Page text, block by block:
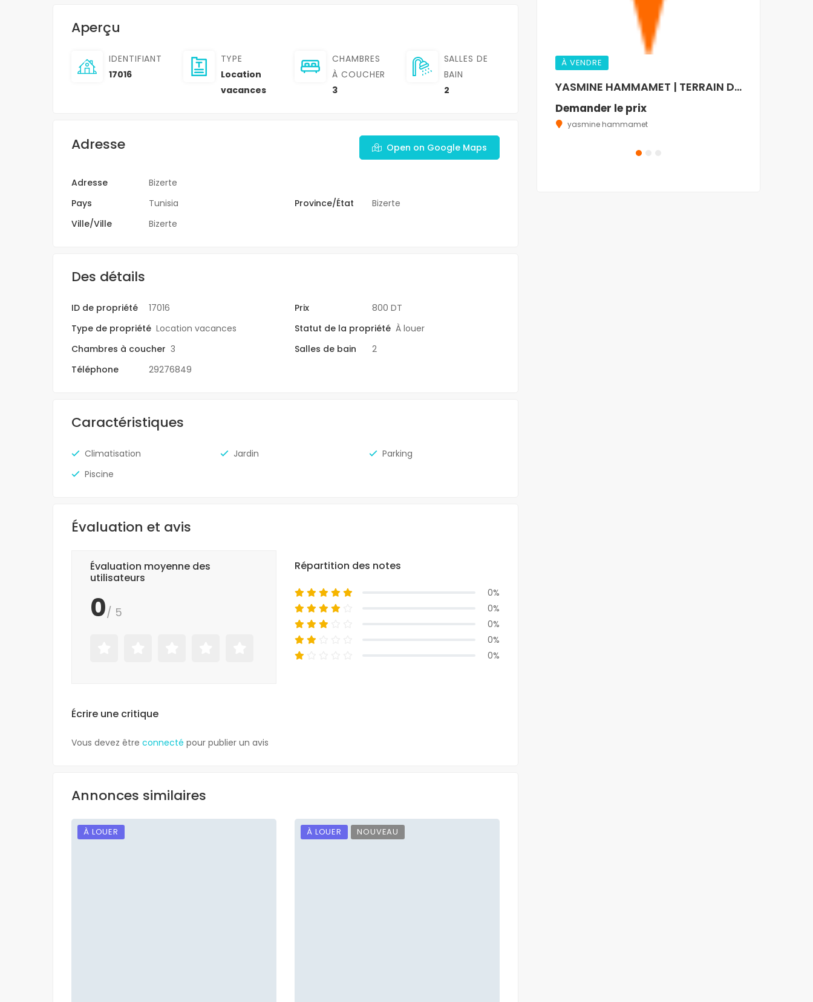
Aperçu
IDENTIFIANT
17016
TYPE
Location
vacances
CHAMBRES
À COUCHER
3
SALLES DE
BAIN
2
Adresse Open on Google Maps
Adresse
Bizerte
Pays
Tunisia Province/État
Bizerte
Ville/Ville
Bizerte
Des détails
ID de propriété 17016 Prix
800 DT
Type de propriété Location vacances Statut de la propriété À louer
Chambres à coucher 3 Salles de bain
2
Téléphone
29276849
Caractéristiques
Climatisation Jardin
Parking
Piscine
Évaluation et avis
Évaluation moyenne des
utilisateurs
0/ 5
Répartition des notes
0%
0%
0%
0%
0%
Écrire une critique
Vous devez être connecté pour publier un avis
Annonces similaires
À LOUER À LOUER NOUVEAU
À VENDRE
YASMINE HAMMAMET | TERRAIN D’EXCEPTION DE 880 m² – TITRE FONCIER INDIVIDUEL (TITRE BLEU)
Demander le prix
yasmine hammamet